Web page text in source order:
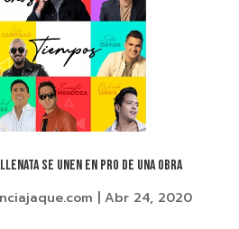
SE UNEN EN PRO DE UNA OBRA
| Abr 24, 2020